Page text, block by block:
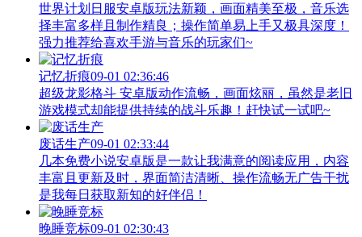
世界计划日服安卓版玩法新颖，画面精美至极，音乐选
择丰富多样且制作精良；操作简单易上手又极具深度！
强力推荐给喜欢手游与音乐的玩家们~
记忆折痕09-01 02:36:46
超级龙影格斗 安卓版动作流畅，画面炫丽，虽然是老旧
游戏模式却能提供持续的战斗乐趣！赶快试一试吧~
废话生产09-01 02:33:44
几本免费小说安卓版是一款让我满意的阅读应用，内容
丰富且更新及时，界面简洁清晰、操作流畅无广告干扰
是我每日获取新知的好伴侣！
晚睡竞标09-01 02:30:43